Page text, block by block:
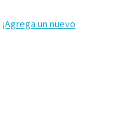
¡Agrega un nuevo